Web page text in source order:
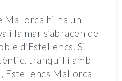
Mallorca hi ha un
i la mar s’abracen de
d’Estellencs. Si
tranquil i amb
Estellencs Mallorca